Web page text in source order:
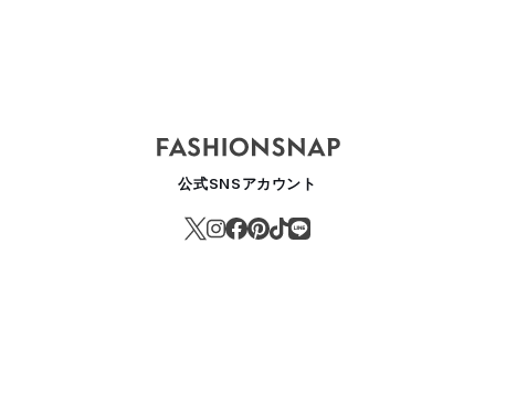
公式SNSアカウント